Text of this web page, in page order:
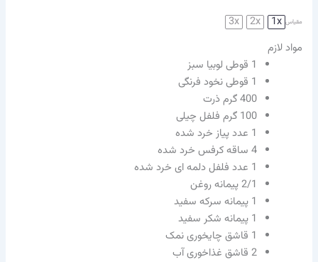
مقیاس 1x
2x
3x
مواد لازم
1 قوطی لوبیا سبز
1 قوطی نخود فرنگی
400گرم ذرت
100 گرم فلفل چیلی
1 عدد پیاز خرد شده
4 ساقه کرفس خرد شده
1 عدد فلفل دلمه ای خرد شده
2/1پیمانه روغن
1 پیمانه سرکه سفید
1 پیمانه شکر سفید
1 قاشق چایخوری نمک
2 قاشق غذاخوری آب